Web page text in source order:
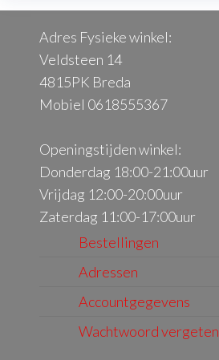
Adres Fysieke winkel:
Veldsteen 14
4815PK Breda
Mobiel 0618555367
Openingstijden winkel:
Donderdag 18:00-21:00uur
Vrijdag 12:00-20:00uur
Zaterdag 11:00-17:00uur
Bestellingen
Adressen
Accountgegevens
Wachtwoord vergeten